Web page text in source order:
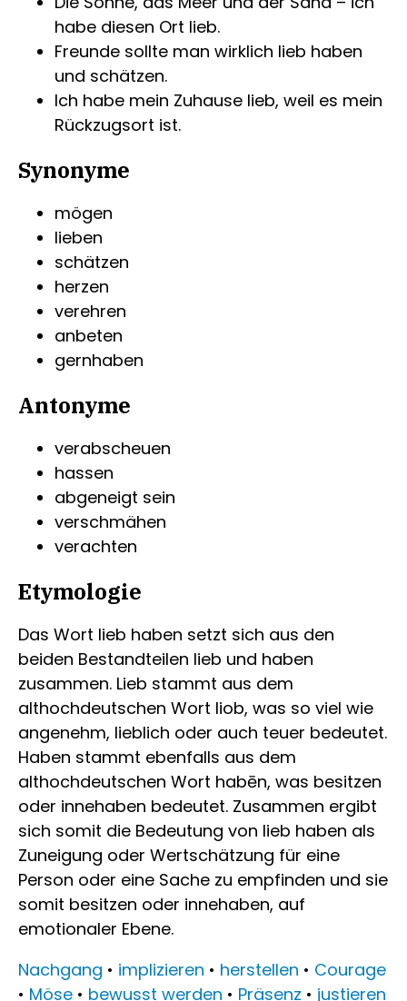
habe diesen Ort lieb.
Freunde sollte man wirklich lieb haben
und schätzen.
Ich habe mein Zuhause lieb, weil es mein
Rückzugsort ist.
Synonyme
mögen
lieben
schätzen
herzen
verehren
anbeten
gernhaben
Antonyme
verabscheuen
hassen
abgeneigt sein
verschmähen
verachten
Etymologie
Das Wort lieb haben setzt sich aus den
beiden Bestandteilen lieb und haben
zusammen. Lieb stammt aus dem
althochdeutschen Wort liob, was so viel wie
angenehm, lieblich oder auch teuer bedeutet.
Haben stammt ebenfalls aus dem
althochdeutschen Wort habēn, was besitzen
oder innehaben bedeutet. Zusammen ergibt
sich somit die Bedeutung von lieb haben als
Zuneigung oder Wertschätzung für eine
Person oder eine Sache zu empfinden und sie
somit besitzen oder innehaben, auf
emotionaler Ebene.
Nachgang • implizieren • herstellen • Courage
• Möse • bewusst werden • Präsenz • justieren